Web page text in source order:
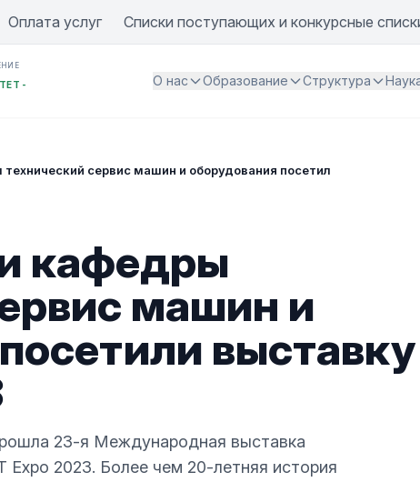
Оплата услуг Списки поступающих и конкурсные
-
О нас Образование Структура
сервис машин и оборудования посетили выставку
кафедры
машин и
выставку
23-я Международная выставка
Expo 2023. Более чем 20-летняя история